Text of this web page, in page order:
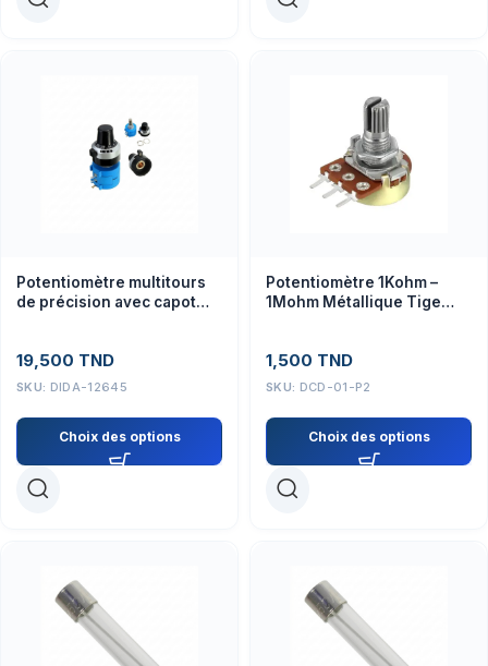
Potentiomètre multitours
de précision avec capot
19,500 TND
SKU: DIDA-12645
Choix des options
Potentiomètre 1Kohm –
1Mohm Métallique Tige
1,500 TND
SKU: DCD-01-P2
Choix des options